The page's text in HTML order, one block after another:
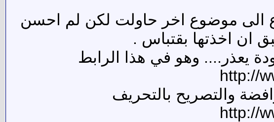
الى موضوع اخر حاولت لكن لم احسن
ان اخذتها بقتباس .
يعذر.... وهو في هذا الرابط
http://
والتصريح بالتحريف
http://